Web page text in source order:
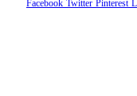
Facebook Twitter Pinterest